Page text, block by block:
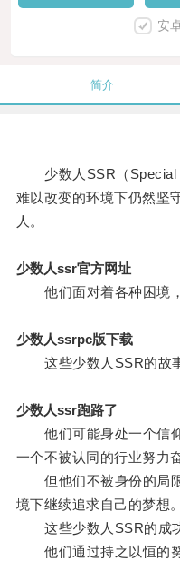
安
简介
少数人SSR（Special
难以改变的环境下仍然坚
人。
少数人ssr官方网址
他们面对着各种困境，
少数人ssrpc版下载
这些少数人SSR的故事
少数人ssr跑路了
他们可能身处一个信仰
一个不被认同的行业努力
但他们不被身份的局限
境下继续追求自己的梦想。
这些少数人SSR的成功
他们通过持之以恒的努